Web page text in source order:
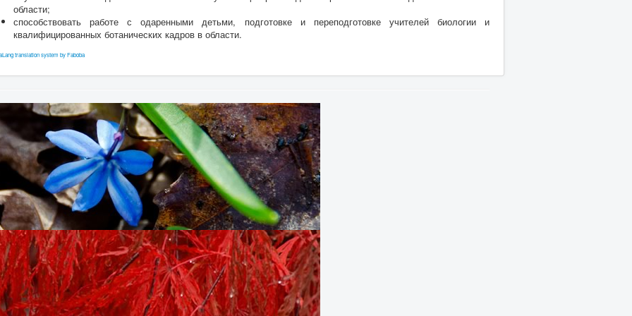
области;
способствовать работе с одаренными детьми, подготовке и переподготовке учителей биологии и
квалифицированных ботанических кадров в области.
translation system by Faboba